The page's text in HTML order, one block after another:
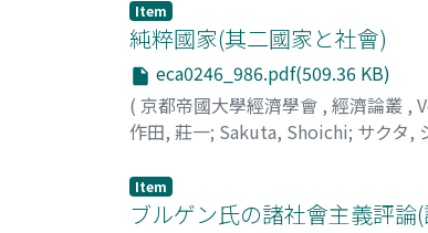
Item
純粹國家(其二國家と社會)
eca0246_986.pdf(509.36 KB)
( 京都帝國大學經濟學會 , 經濟論叢 ,
作田, 莊一; Sakuta, Shoichi; サクタ,
Item
ブルゲン氏の諸社會主義評論